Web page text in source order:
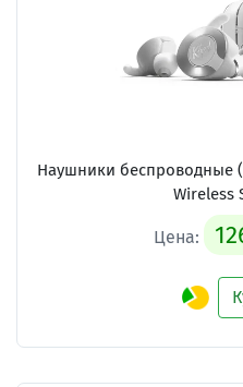
Наушники беспроводные
Wireless
Цена: